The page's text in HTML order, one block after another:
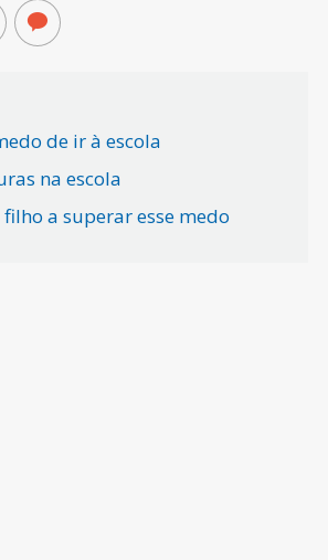
de ir à escola
na escola
a superar esse medo